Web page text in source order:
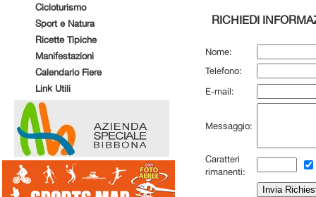
Cicloturismo
Sport e Natura
Ricette Tipiche
Manifestazioni
Calendario Fiere
Link Utili
RICHIEDI
Nome:
Telefono:
E-mail:
Messaggio:
Caratteri
rimanenti: